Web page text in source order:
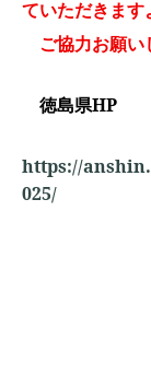
ていただきます
ご協力お願い
徳島県HP
https://
025/